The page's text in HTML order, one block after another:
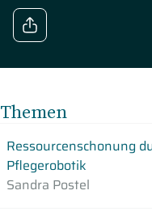
Themen
Ressourcenschonung
Pflegerobotik
Sandra Postel